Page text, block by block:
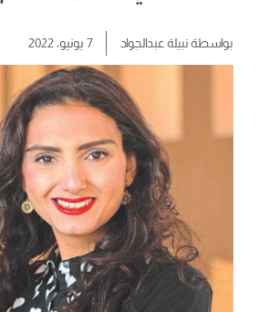
بواسطةنبيلة عبدالجواد 7 يونيو، 2022